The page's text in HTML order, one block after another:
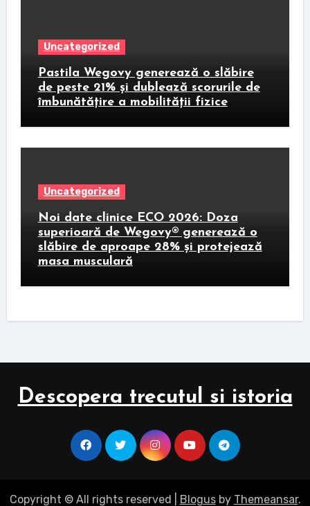
Uncategorized
Pastila Wegovy generează o slăbire
de peste 21% și dublează scorurile de
îmbunătățire a mobilității fizice
Uncategorized
Noi date clinice ECO 2026: Doza
superioară de Wegovy® generează o
slăbire de aproape 28% și protejează
masa musculară
Descopera trecutul si istoria
Copyright © All rights reserved Blogusby Themeansar.